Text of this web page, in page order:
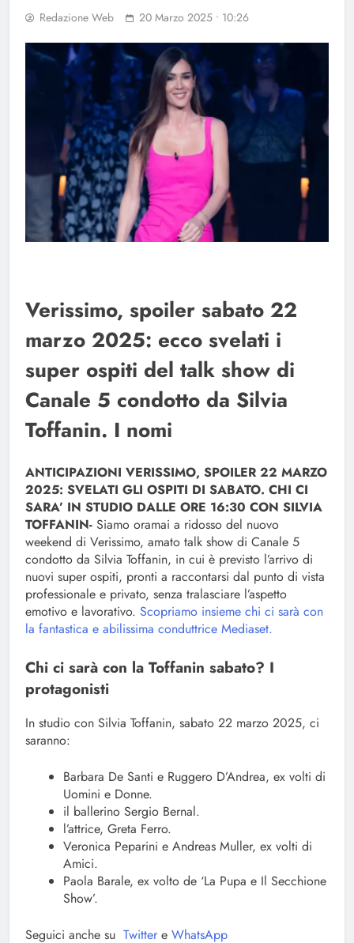
Redazione Web 20 Marzo 2025 • 10:26
Verissimo, spoiler sabato 22
marzo 2025: ecco svelati i
super ospiti del talk show di
Canale 5 condotto da Silvia
Toffanin. I nomi
ANTICIPAZIONI VERISSIMO, SPOILER 22 MARZO
2025: SVELATI GLI OSPITI DI SABATO. CHI CI
SARA’ IN STUDIO DALLE ORE 16:30 CON SILVIA
TOFFANIN- Siamo oramai a ridosso del nuovo
weekend di Verissimo, amato talk show di Canale 5
condotto da Silvia Toffanin, in cui è previsto l’arrivo di
nuovi super ospiti, pronti a raccontarsi dal punto di vista
professionale e privato, senza tralasciare l’aspetto
emotivo e lavorativo. Scopriamo insieme chi ci sarà con
la fantastica e abilissima conduttrice Mediaset.
Chi ci sarà con la Toffanin sabato? I
protagonisti
In studio con Silvia Toffanin, sabato 22 marzo 2025, ci
saranno:
Barbara De Santi e Ruggero D’Andrea, ex volti di
Uomini e Donne.
il ballerino Sergio Bernal.
l’attrice, Greta Ferro.
Veronica Peparini e Andreas Muller, ex volti di
Amici.
Paola Barale, ex volto de ‘La Pupa e Il Secchione
Show’.
Seguici anche su Twitter e WhatsApp